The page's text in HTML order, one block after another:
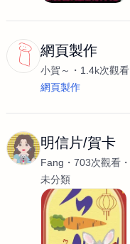
網頁製作
小賀～ 1.4k次觀看
網頁製作
明信片/賀卡
Fang 703次觀看
未分類